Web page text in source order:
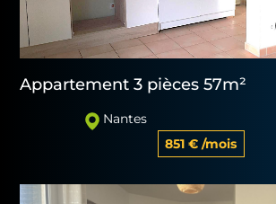
Appartement 3 pièces 57m²
Nantes
851 € /mois